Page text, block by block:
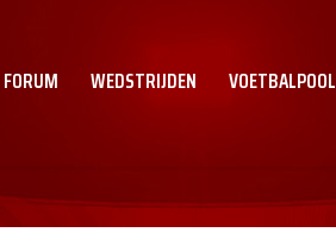
FORUM WEDSTRIJDEN VOETBALPOOL